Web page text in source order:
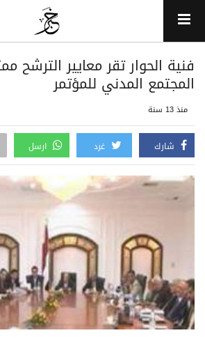
فنية الحوار تقر معايير الترشح
المجتمع المدني للمؤتمر
منذ 13 سنة
شارك غرد ارسل